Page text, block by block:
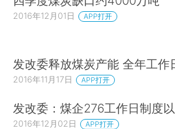
2016年12月01日 APP打开
发改委释放煤炭产能 全年工
2016年11月17日 APP打开
发改委：煤企276工作日制度
2016年12月02日 APP打开